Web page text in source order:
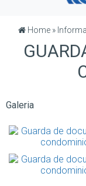
Home »
Galeria